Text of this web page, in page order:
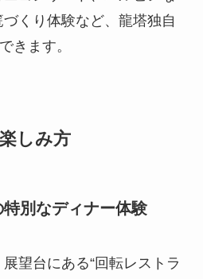
くり体験など、龍塔独自
きます。
しみ方
別なディナー体験
望台にある“回転レストラ